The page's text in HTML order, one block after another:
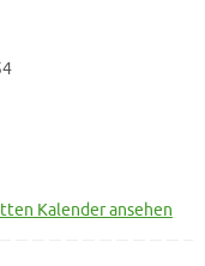
Kalender ansehen